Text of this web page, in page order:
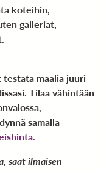
koteihin,
galleriat,
testata maalia juuri
Tilaa vähintään
samalla
saat ilmaisen